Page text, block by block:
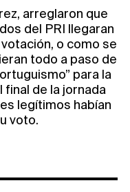
arreglaron que
del PRI llegaran
o como se
todo a paso de
para la
final de la jornada
legítimos habían
voto.